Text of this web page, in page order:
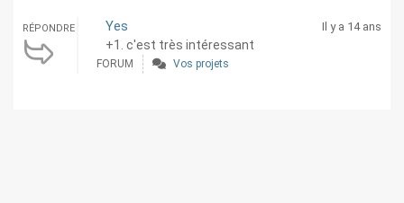
RÉPONDRE Yes
+1. c'est très intéressant
Il y a 14 ans
FORUM Vos projets